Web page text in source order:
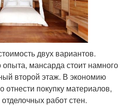
двух вариантов.
опыта, мансарда стоит намного
второй этаж. В экономию
покупку материалов,
работ стен.